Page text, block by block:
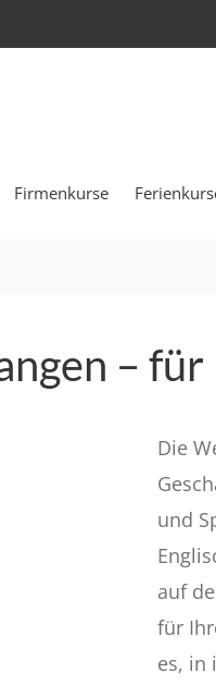
Firmenkurse
– für
Die
und
auf
für
es, in